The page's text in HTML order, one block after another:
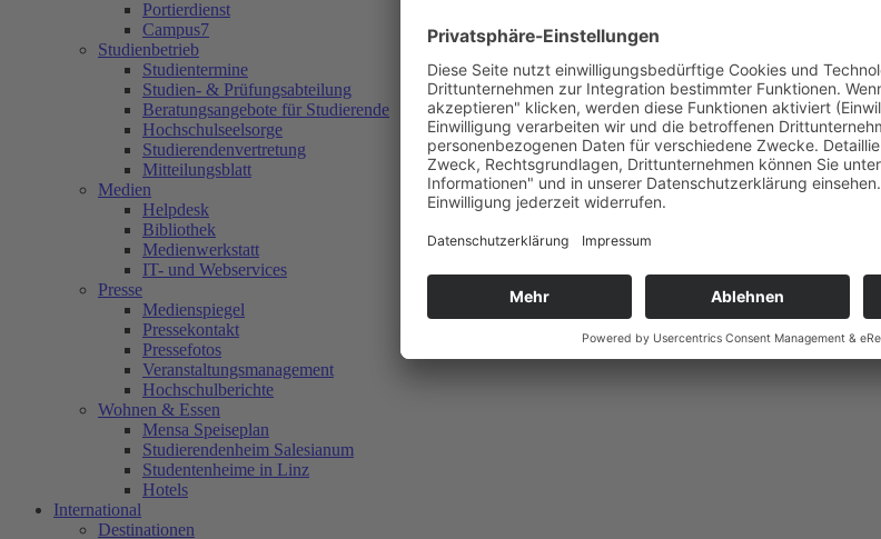
Portierdienst
Campus7
Studienbetrieb
Studientermine
Studien- & Prüfungsabteilung
Beratungsangebote für Studierende
Hochschulseelsorge
Studierendenvertretung
Mitteilungsblatt
Medien
Helpdesk
Bibliothek
Medienwerkstatt
IT- und Webservices
Presse
Medienspiegel
Pressekontakt
Pressefotos
Veranstaltungsmanagement
Hochschulberichte
Wohnen & Essen
Mensa Speiseplan
Studierendenheim Salesianum
Studentenheime in Linz
Hotels
International
Destinationen